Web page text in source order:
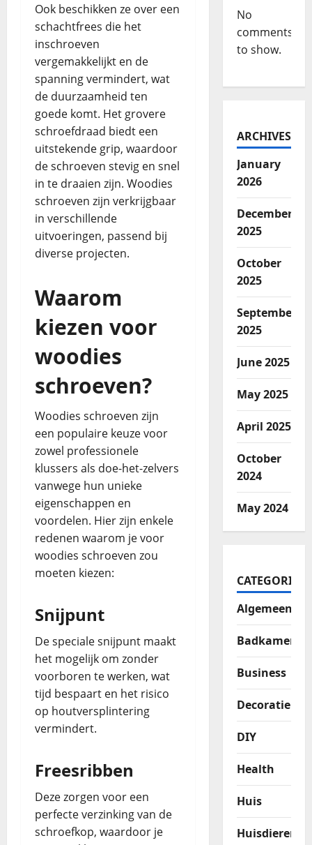
Ook beschikken ze over een
schachtfrees die het
inschroeven
vergemakkelijkt en de
spanning vermindert, wat
de duurzaamheid ten
goede komt. Het grovere
schroefdraad biedt een
uitstekende grip, waardoor
de schroeven stevig en snel
in te draaien zijn. Woodies
schroeven zijn verkrijgbaar
in verschillende
uitvoeringen, passend bij
diverse projecten.
Waarom
kiezen voor
woodies
schroeven?
Woodies schroeven zijn
een populaire keuze voor
zowel professionele
klussers als doe-het-zelvers
vanwege hun unieke
eigenschappen en
voordelen. Hier zijn enkele
redenen waarom je voor
woodies schroeven zou
moeten kiezen:
Snijpunt
De speciale snijpunt maakt
het mogelijk om zonder
voorboren te werken, wat
tijd bespaart en het risico
op houtversplintering
vermindert.
Freesribben
Deze zorgen voor een
perfecte verzinking van de
schroefkop, waardoor je
No
comments
to show.
ARCHIVES
January
2026
December
2025
October
2025
September
2025
June 2025
May 2025
April 2025
October
2024
May 2024
CATEGORIES
Algemeen
Badkamer
Business
Decoratie
DIY
Health
Huis
Huisdieren